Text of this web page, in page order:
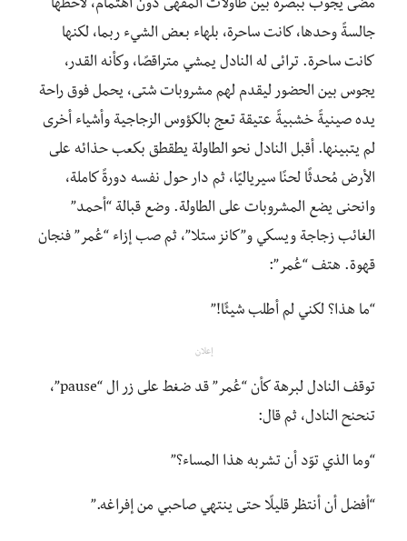
مضى يجوب ببصره بين طاولات المقهى دون اهتمام، لاحظها
جالسةً وحدها، كانت ساحرة، بلهاء بعض الشيء ربما، لكنها
كانت ساحرة. ترائى له النادل يمشي متراقصًا، وكأنه القدر،
يجوس بين الحضور ليقدم لهم مشروبات شتى، يحمل فوق راحة
يده صينيةً خشبيةً عتيقة تعج بالكؤوس الزجاجية وأشياء أخرى
لم يتبينها. أقبل النادل نحو الطاولة يطقطق بكعب حذائه على
الأرض مُحدثًا لحنًا سيرياليًا، ثم دار حول نفسه دورةً كاملة،
وانحنى يضع المشروبات على الطاولة. وضع قبالة “أحمد”
الغائب زجاجة ويسكي و”كانز ستلا”، ثم صب إزاء “عُمر” فنجان
قهوة. هتف “عُمر”:
“ما هذا؟ لكني لم أطلب شيئًا!”
إعلان
توقف النادل لبرهة كأن “عُمر” قد ضغط على زر ال “pause”،
تنحنح النادل، ثم قال:
“وما الذي توّد أن تشربه هذا المساء؟”
“أفضل أن أنتظر قليلًا حتى ينتهي صاحبي من إفراغه.”